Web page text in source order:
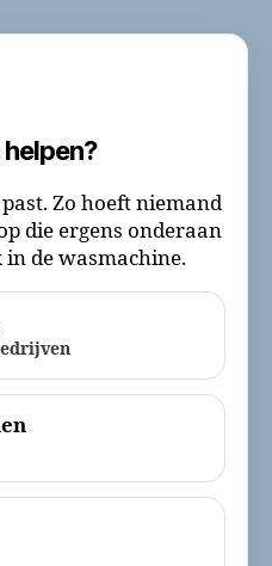
Zo hoeft niemand
die ergens onderaan
in de wasmachine.